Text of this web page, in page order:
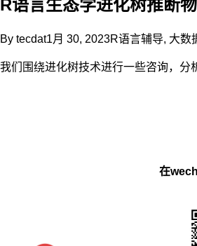
R语言生态学进化树推断
By tecdat1月 30, 2023R语言辅导, 大数
我们围绕进化树技术进行一些咨询，分
在